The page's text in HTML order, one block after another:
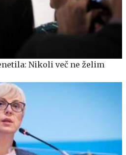
Nikoli več ne želim